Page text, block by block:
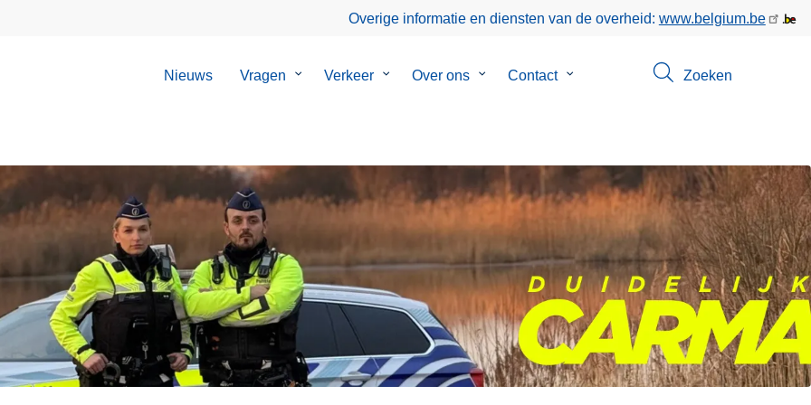
Overige informatie en diensten van de overheid: www.belgium.be
Nieuws Vragen
Submenu
Verkeer
SubmenuOver ons
Submenu
Contact
Submenu
Zoeken